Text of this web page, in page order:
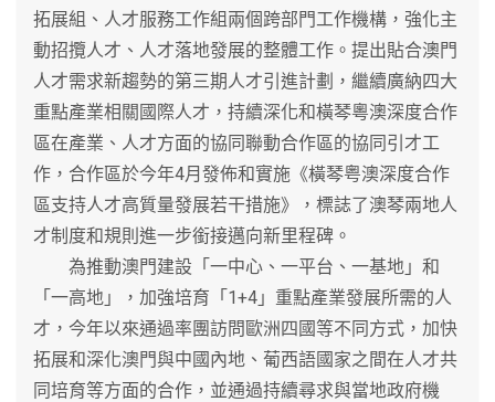
拓展組、人才服務工作組兩個跨部門工作機構，強化主
動招攬人才、人才落地發展的整體工作。提出貼合澳門
人才需求新趨勢的第三期人才引進計劃，繼續廣納四大
重點產業相關國際人才，持續深化和橫琴粵澳深度合作
區在產業、人才方面的協同聯動合作區的協同引才工
作，合作區於今年4月發佈和實施《橫琴粤澳深度合作
區支持人才高質量發展若干措施》，標誌了澳琴兩地人
才制度和規則進一步銜接邁向新里程碑。
為推動澳門建設「一中心、一平台、一基地」和
「一高地」，加強培育「1+4」重點產業發展所需的人
才，今年以來通過率團訪問歐洲四國等不同方式，加快
拓展和深化澳門與中國內地、葡西語國家之間在人才共
同培育等方面的合作，並通過持續尋求與當地政府機